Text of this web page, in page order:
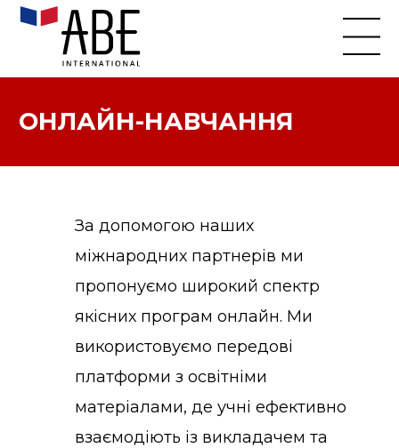
ОНЛАЙН-НАВЧАННЯ
За допомогою наших
міжнародних партнерів ми
пропонуємо широкий спектр
якісних програм онлайн. Ми
використовуємо передові
платформи з освітніми
матеріалами, де учні ефективно
взаємодіють із викладачем та